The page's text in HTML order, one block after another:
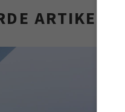
ARTIKELEN